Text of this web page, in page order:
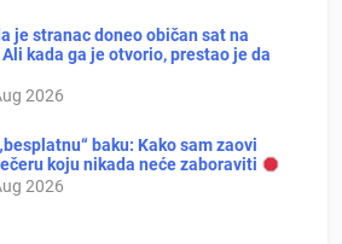
je stranac doneo običan sat na
kada ga je otvorio, prestao je da
2026
baku: Kako sam zaovi
koju nikada neće zaboraviti
2026